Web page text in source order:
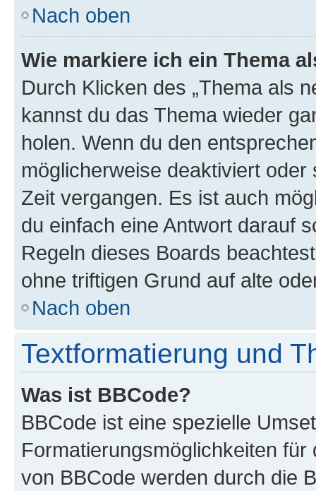
Nach oben
Wie markiere ich ein Thema
Durch Klicken des „Thema als
kannst du das Thema wieder
holen. Wenn du den
möglicherweise deaktiviert
Zeit vergangen. Es ist auch
du einfach eine Antwort darauf
Regeln dieses Boards
ohne triftigen Grund auf alte
Nach oben
Textformatierung und
Was ist BBCode?
BBCode ist eine spezielle
Formatierungsmöglichkeiten
von BBCode werden durch die